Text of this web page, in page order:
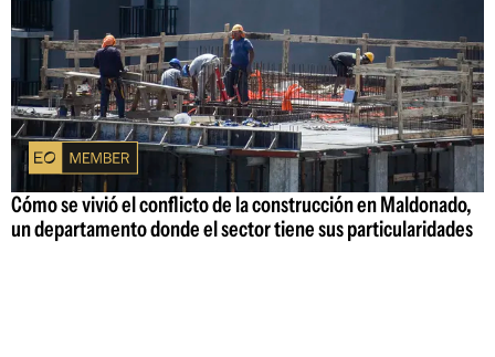
Cómo se vivió el conflicto de la construcción en Maldonado,
un departamento donde el sector tiene sus particularidades